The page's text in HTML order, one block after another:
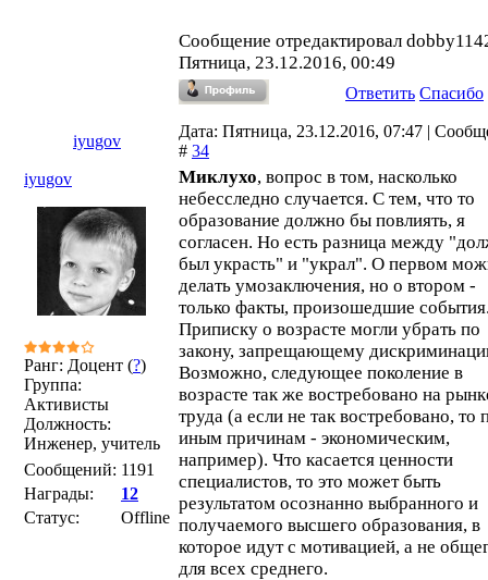
Сообщение отредактировал
Пятница, 23.12.2016, 00:49
Ответить Спасибо
iyugov
Дата: Пятница, 23.12.2016, 07:47 |
# 34
iyugov
Ранг: Доцент (?)
Группа:
Активисты
Должность:
Инженер, учитель
Сообщений: 1191
Награды:
12
Статус:
Offline
Миклухо, вопрос в том, насколько
небесследно случается. С тем, что то
образование должно бы повлиять, я
согласен. Но есть разница между
был украсть" и "украл". О первом
делать умозаключения, но о втором -
только факты, произошедшие
Приписку о возрасте могли убрать по
закону, запрещающему
Возможно, следующее поколение в
возрасте так же востребовано на
труда (а если не так востребовано, то
иным причинам - экономическим,
например). Что касается ценности
специалистов, то это может быть
результатом осознанно выбранного и
получаемого высшего образования, в
которое идут с мотивацией, а не
для всех среднего.